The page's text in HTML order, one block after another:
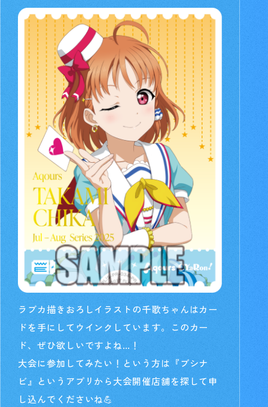
ラブカ描きおろしイラストの千歌ちゃんはカー
ドを手にしてウインクしています。このカー
ド、ぜひ欲しいですよね…！
大会に参加してみたい！という方は『ブシナ
ビ』というアプリから大会開催店舗を探して申
し込んでくださいね💪